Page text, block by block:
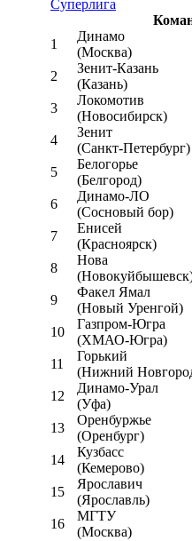
Суперлига
1
Динамо
(Москва)
2
Зенит-Казань
(Казань)
3
Локомотив
(Новосибирск)
4
Зенит
(Санкт-Петербург)
5
Белогорье
(Белгород)
6
Динамо-ЛО
(Сосновый бор)
7
Енисей
(Красноярск)
8
Нова
9
Факел Ямал
(Новый Уренгой)
10
Газпром-Югра
(ХМАО-Югра)
11
Горький
(Нижний
12
Динамо-Урал
(Уфа)
13
Оренбуржье
(Оренбург)
14
Кузбасс
(Кемерово)
15
Ярославич
(Ярославль)
16
МГТУ
(Москва)